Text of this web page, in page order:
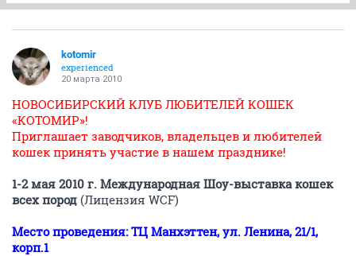
kotomir
experienced
20 марта 2010
НОВОСИБИРСКИЙ КЛУБ ЛЮБИТЕЛЕЙ КОШЕК
«КОТОМИР»!
Приглашает заводчиков, владельцев и любителей
кошек принять участие в нашем празднике!
1-2 мая 2010 г. Международная Шоу-выставка кошек
всех пород (Лицензия WCF)
Место проведения: ТЦ Манхэттен, ул. Ленина, 21/1,
корп.1